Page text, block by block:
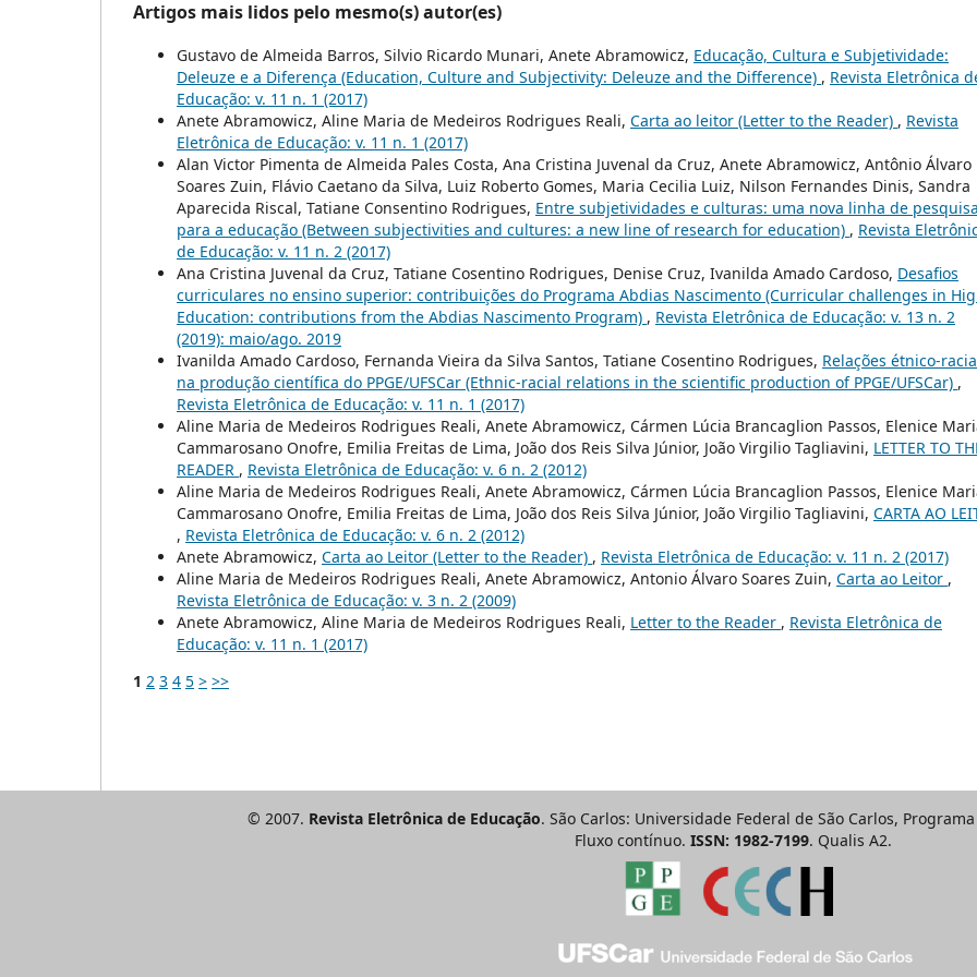
Artigos mais lidos pelo mesmo(s) autor(es)
Gustavo de Almeida Barros, Silvio Ricardo Munari, Anete Abramowicz, Educação, Cultura e Subjetividade:
Deleuze e a Diferença (Education, Culture and Subjectivity: Deleuze and the Difference) , Revista Eletrônica
Educação: v. 11 n. 1 (2017)
Anete Abramowicz, Aline Maria de Medeiros Rodrigues Reali, Carta ao leitor (Letter to the Reader) , Revista
Eletrônica de Educação: v. 11 n. 1 (2017)
Alan Victor Pimenta de Almeida Pales Costa, Ana Cristina Juvenal da Cruz, Anete Abramowicz, Antônio Álvaro
Soares Zuin, Flávio Caetano da Silva, Luiz Roberto Gomes, Maria Cecilia Luiz, Nilson Fernandes Dinis, Sandra
Aparecida Riscal, Tatiane Consentino Rodrigues, Entre subjetividades e culturas: uma nova linha de pesquisa
para a educação (Between subjectivities and cultures: a new line of research for education) , Revista
de Educação: v. 11 n. 2 (2017)
Ana Cristina Juvenal da Cruz, Tatiane Cosentino Rodrigues, Denise Cruz, Ivanilda Amado Cardoso, Desafios
curriculares no ensino superior: contribuições do Programa Abdias Nascimento (Curricular challenges in
Education: contributions from the Abdias Nascimento Program) , Revista Eletrônica de Educação: v. 13 n. 2
(2019): maio/ago. 2019
Ivanilda Amado Cardoso, Fernanda Vieira da Silva Santos, Tatiane Cosentino Rodrigues, Relações étnico-
na produção científica do PPGE/UFSCar (Ethnic-racial relations in the scientific production of PPGE/UFSCar) ,
Revista Eletrônica de Educação: v. 11 n. 1 (2017)
Aline Maria de Medeiros Rodrigues Reali, Anete Abramowicz, Cármen Lúcia Brancaglion Passos, Elenice
Cammarosano Onofre, Emilia Freitas de Lima, João dos Reis Silva Júnior, João Virgilio Tagliavini, LETTER TO
READER , Revista Eletrônica de Educação: v. 6 n. 2 (2012)
Aline Maria de Medeiros Rodrigues Reali, Anete Abramowicz, Cármen Lúcia Brancaglion Passos, Elenice
Cammarosano Onofre, Emilia Freitas de Lima, João dos Reis Silva Júnior, João Virgilio Tagliavini, CARTA AO
, Revista Eletrônica de Educação: v. 6 n. 2 (2012)
Anete Abramowicz, Carta ao Leitor (Letter to the Reader) , Revista Eletrônica de Educação: v. 11 n. 2 (2017)
Aline Maria de Medeiros Rodrigues Reali, Anete Abramowicz, Antonio Álvaro Soares Zuin, Carta ao Leitor ,
Revista Eletrônica de Educação: v. 3 n. 2 (2009)
Anete Abramowicz, Aline Maria de Medeiros Rodrigues Reali, Letter to the Reader , Revista Eletrônica de
Educação: v. 11 n. 1 (2017)
1 2 3 4 5 > >>
© 2007. Revista Eletrônica de Educação. São Carlos: Universidade Federal de São Carlos,
Fluxo contínuo. ISSN: 1982-7199. Qualis A2.